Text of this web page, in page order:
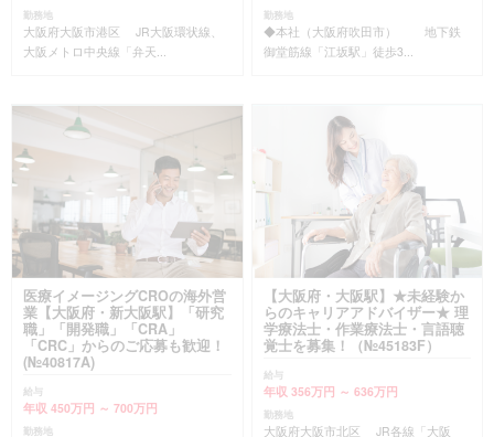
勤務地
大阪府大阪市港区 JR大阪環状線、
大阪メトロ中央線「弁天...
勤務地
◆本社（大阪府吹田市） 地下鉄
御堂筋線「江坂駅」徒歩3...
医療イメージングCROの海外営
業【大阪府・新大阪駅】「研究
職」「開発職」「CRA」
「CRC」からのご応募も歓迎！
(№40817A)
給与
年収 450万円 ～ 700万円
勤務地
【大阪府・大阪駅】★未経験か
らのキャリアアドバイザー★ 理
学療法士・作業療法士・言語聴
覚士を募集！（№45183F）
給与
年収 356万円 ～ 636万円
勤務地
大阪府大阪市北区 JR各線「大阪